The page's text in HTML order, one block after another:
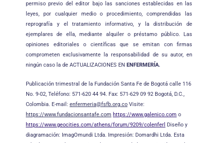
permiso previo del editor bajo las sanciones establecidas en las
leyes, por cualquier medio o procedimiento, comprendidas las
reprografía y el tratamiento informativo, y la distribución de
ejemplares de ella, mediante alquiler o préstamo público. Las
opiniones editoriales o científicas que se emitan con firmas
comprometen exclusivamente la responsabilidad de su autor, en
ningún caso la de ACTUALIZACIONES EN ENFERMERÍA.
Publicación trimestral de la Fundación Santa Fe de Bogotá calle 116
No. 9-02, Teléfono: 571-620 44 94. Fax: 571-629 09 92 Bogotá, D.C.,
Colombia. E-mail: enfermeria@fsfb.org.co Visite:
https://www.fundacionsantafe.com https://www.galenico.com o
https://www.geocities.com/athens/forum/9209/colenferl Diseño y
diagramación: ImagOmundi Ltda. Impresión: Domardhi Ltda. Esta